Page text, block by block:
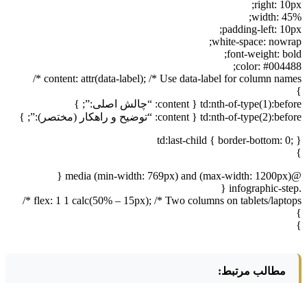
right: 10px;
width: 45%;
padding-left: 10px;
white-space: nowrap;
font-weight: bold;
color: #004488;
content: attr(data-label); /* Use data-label for column names */
}
td:nth-of-type(1):before { content: “چالش اصلی:”; }
td:nth-of-type(2):before { content: “توضیح و راهکار (مختصر):”; }
td:last-child { border-bottom: 0; }
}
@media (min-width: 769px) and (max-width: 1200px) {
.infographic-step {
flex: 1 1 calc(50% – 15px); /* Two columns on tablets/laptops */
}
}
مطالب مرتبط: